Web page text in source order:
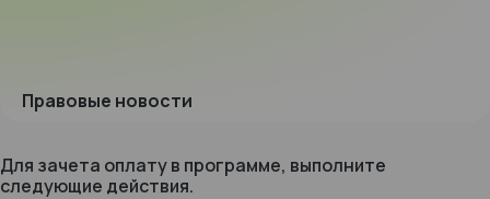
Для зачета оплату в программе, выполните
следующие действия.
Правовые новости